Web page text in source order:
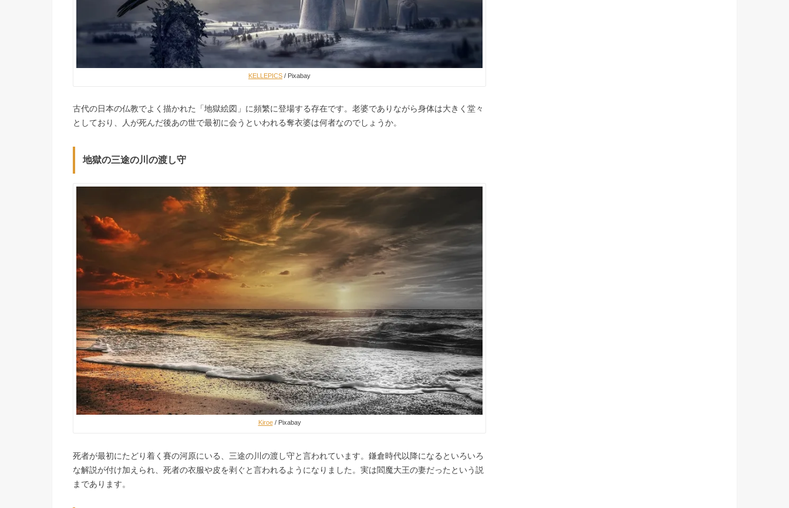
KELLEPICS / Pixabay
古代の日本の仏教でよく描かれた「地獄絵図」に頻繁に登場する存在です。老婆でありながら身体は大きく堂々
としており、人が死んだ後あの世で最初に会うといわれる奪衣婆は何者なのでしょうか。
地獄の三途の川の渡し守
Kiroe/ Pixabay
死者が最初にたどり着く賽の河原にいる、三途の川の渡し守と言われています。鎌倉時代以降になるといろいろ
な解説が付け加えられ、死者の衣服や皮を剥ぐと言われるようになりました。実は閻魔大王の妻だったという説
まであります。